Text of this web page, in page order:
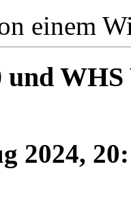
einem
und
2024,